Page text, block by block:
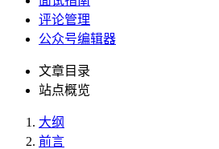
评论管理
公众号编辑器
文章目录
站点概览
大纲
前言